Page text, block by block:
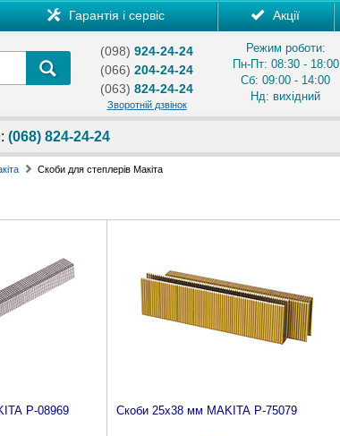
Гарантія і сервіс Акції
(098) 924-24-24
(066) 204-24-24
(063) 824-24-24
Зворотній дзвінок
Режим роботи:
Пн-Пт: 08:30 - 18:00
Сб: 09:00 - 14:00
Нд: вихідний
(068) 824-24-24
Скоби для степлерів Макіта
P-08969 Скоби 25х38 мм MAKITA P-75079